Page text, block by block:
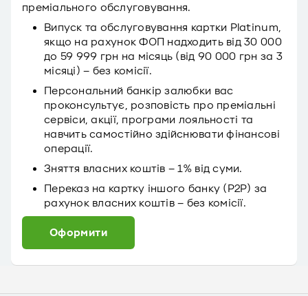
преміального обслуговування.
Випуск та обслуговування картки Platinum,
якщо на рахунок ФОП надходить від 30 000
до 59 999 грн на місяць (від 90 000 грн за 3
місяці) – без комісії.
Персональний банкір залюбки вас
проконсультує, розповість про преміальні
сервіси, акції, програми лояльності та
навчить самостійно здійснювати фінансові
операції.
Зняття власних коштів – 1% від суми.
Переказ на картку іншого банку (P2P) за
рахунок власних коштів – без комісії.
Оформити